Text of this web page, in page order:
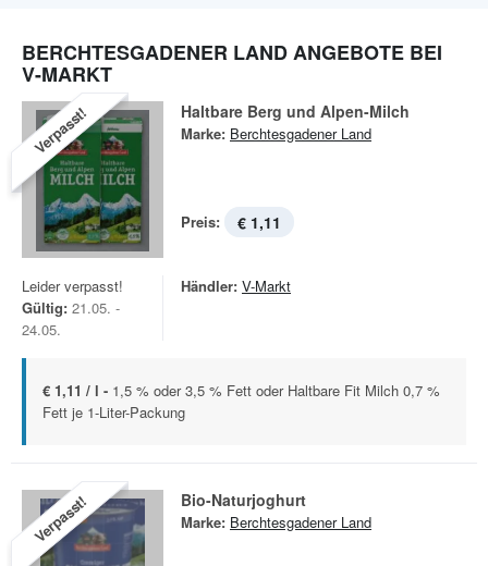
BERCHTESGADENER LAND ANGEBOTE BEI
V-MARKT
Verpasst! Haltbare Berg und Alpen-Milch
Marke: Berchtesgadener Land
Preis: € 1,11
Leider verpasst!
Gültig: 21.05. -
24.05.
Händler: V-Markt
€ 1,11 / l - 1,5 % oder 3,5 % Fett oder Haltbare Fit Milch 0,7 %
Fett je 1-Liter-Packung
Verpasst! Bio-Naturjoghurt
Marke: Berchtesgadener Land